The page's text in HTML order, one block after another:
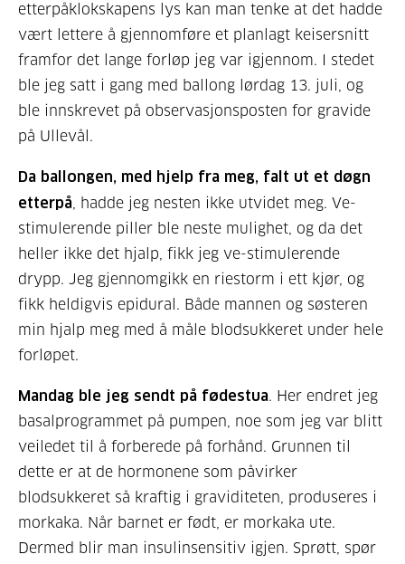
etterpåklokskapens lys kan man tenke at det hadde
vært lettere å gjennomføre et planlagt keisersnitt
framfor det lange forløp jeg var igjennom. I stedet
ble jeg satt i gang med ballong lørdag 13. juli, og
ble innskrevet på observasjonsposten for gravide
på Ullevål.
Da ballongen, med hjelp fra meg, falt ut et døgn
etterpå, hadde jeg nesten ikke utvidet meg. Ve-
stimulerende piller ble neste mulighet, og da det
heller ikke det hjalp, fikk jeg ve-stimulerende
drypp. Jeg gjennomgikk en riestorm i ett kjør, og
fikk heldigvis epidural. Både mannen og søsteren
min hjalp meg med å måle blodsukkeret under hele
forløpet.
Mandag ble jeg sendt på fødestua. Her endret jeg
basalprogrammet på pumpen, noe som jeg var blitt
veiledet til å forberede på forhånd. Grunnen til
dette er at de hormonene som påvirker
blodsukkeret så kraftig i graviditeten, produseres i
morkaka. Når barnet er født, er morkaka ute.
Dermed blir man insulinsensitiv igjen. Sprøtt, spør